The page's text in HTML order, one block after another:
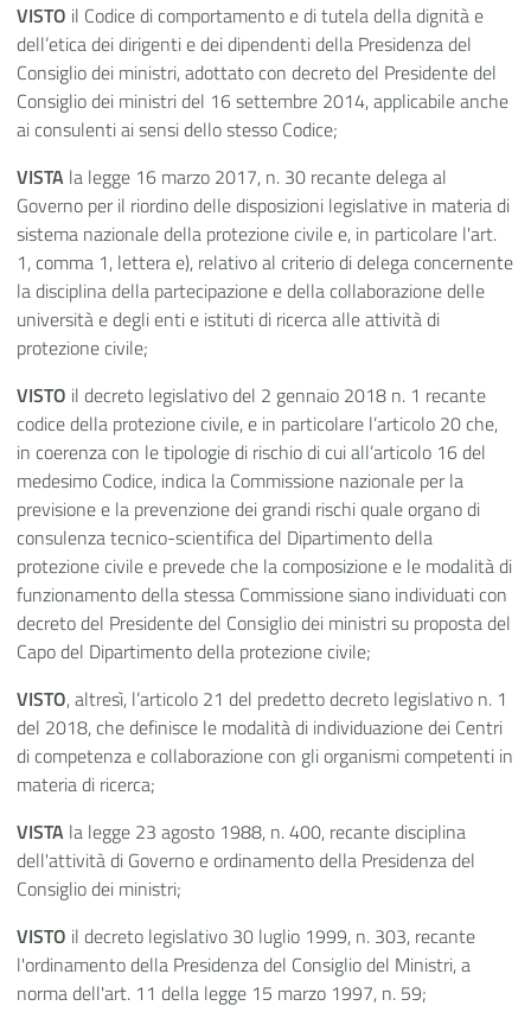
VISTO il Codice di comportamento e di tutela della dignità e
dell’etica dei dirigenti e dei dipendenti della Presidenza del
Consiglio dei ministri, adottato con decreto del Presidente del
Consiglio dei ministri del 16 settembre 2014, applicabile anche
ai consulenti ai sensi dello stesso Codice;
VISTA la legge 16 marzo 2017, n. 30 recante delega al
Governo per il riordino delle disposizioni legislative in materia di
sistema nazionale della protezione civile e, in particolare l'art.
1, comma 1, lettera e), relativo al criterio di delega concernente
la disciplina della partecipazione e della collaborazione delle
università e degli enti e istituti di ricerca alle attività di
protezione civile;
VISTO il decreto legislativo del 2 gennaio 2018 n. 1 recante
codice della protezione civile, e in particolare l’articolo 20 che,
in coerenza con le tipologie di rischio di cui all’articolo 16 del
medesimo Codice, indica la Commissione nazionale per la
previsione e la prevenzione dei grandi rischi quale organo di
consulenza tecnico-scientifica del Dipartimento della
protezione civile e prevede che la composizione e le modalità di
funzionamento della stessa Commissione siano individuati con
decreto del Presidente del Consiglio dei ministri su proposta del
Capo del Dipartimento della protezione civile;
VISTO,altresì, l’articolo 21 del predetto decreto legislativo n. 1
del 2018, che definisce le modalità di individuazione dei Centri
di competenza e collaborazione con gli organismi competenti in
materia di ricerca;
VISTA la legge 23 agosto 1988, n. 400, recante disciplina
dell'attività di Governo e ordinamento della Presidenza del
Consiglio dei ministri;
VISTO il decreto legislativo 30 luglio 1999, n. 303, recante
l'ordinamento della Presidenza del Consiglio del Ministri, a
norma dell'art. 11 della legge 15 marzo 1997, n. 59;